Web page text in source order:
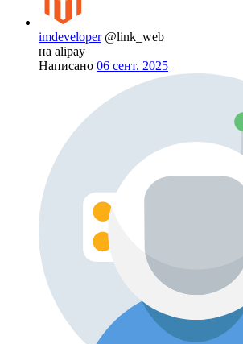
imdeveloper @link_web
на alipay
Написано 06 сент. 2025